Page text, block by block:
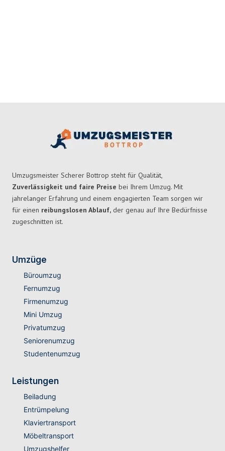
Umzugsmeister Scherer Bottrop steht für Qualität,
Zuverlässigkeit und faire Preise bei Ihrem Umzug. Mit
jahrelanger Erfahrung und einem engagierten Team sorgen wir
für einen reibungslosen Ablauf, der genau auf Ihre Bedürfnisse
zugeschnitten ist.
Umzüge
Büroumzug
Fernumzug
Firmenumzug
Mini Umzug
Privatumzug
Seniorenumzug
Studentenumzug
Leistungen
Beiladung
Entrümpelung
Klaviertransport
Möbeltransport
Umzugshelfer